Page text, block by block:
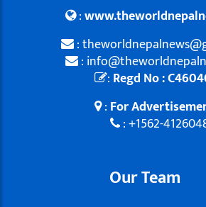
:
:
:
: Regd No :
: For
: +1562-
Our Team